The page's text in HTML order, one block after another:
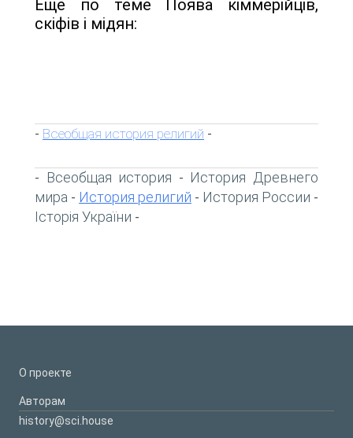
Еще по теме Поява кіммерійців,
скіфів і мідян:
- Всеобщая история религий -
- Всеобщая история - История Древнего
мира - История религий - История России -
Історія України -
О проекте
Авторам
history@sci.house